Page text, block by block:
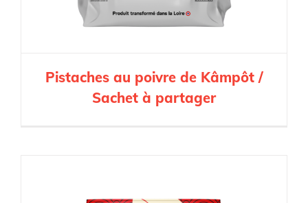
Pistaches au poivre de Kâmpôt /
Sachet à partager